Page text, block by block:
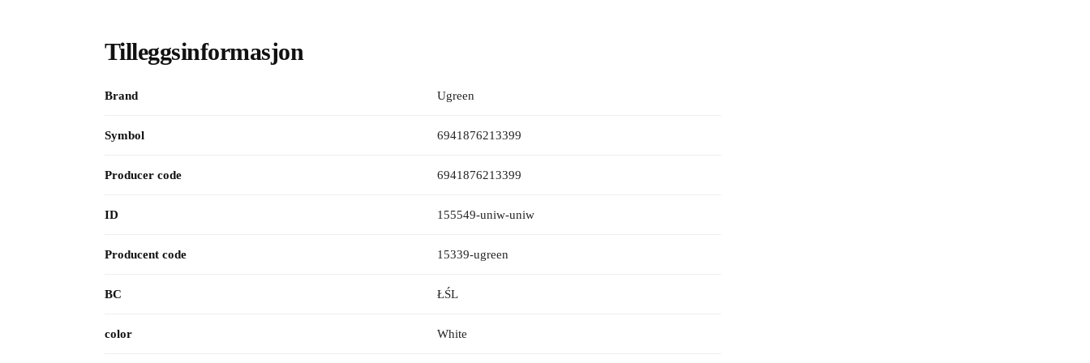
Tilleggsinformasjon
Brand Ugreen
Symbol 6941876213399
Producer code 6941876213399
ID 155549-uniw-uniw
Producent code 15339-ugreen
BC ŁŚL
color White